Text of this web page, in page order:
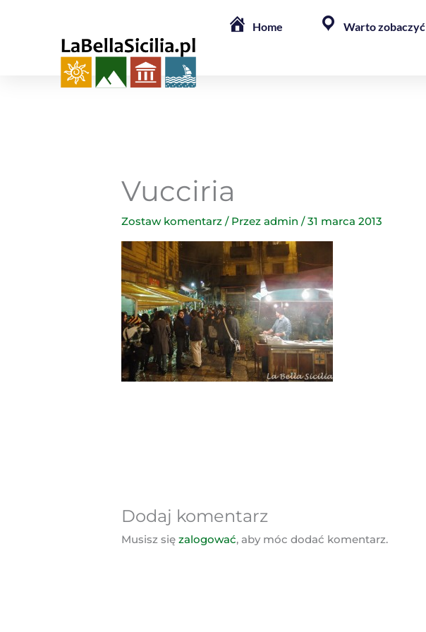
Home Warto zobaczyć
Vucciria
Zostaw komentarz / Przezadmin/31 marca 2013
Dodaj komentarz
Musisz sięzalogować, aby móc dodać komentarz.